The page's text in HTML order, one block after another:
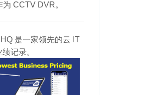
CCTV DVR。
是一家领先的云 IT
记录。